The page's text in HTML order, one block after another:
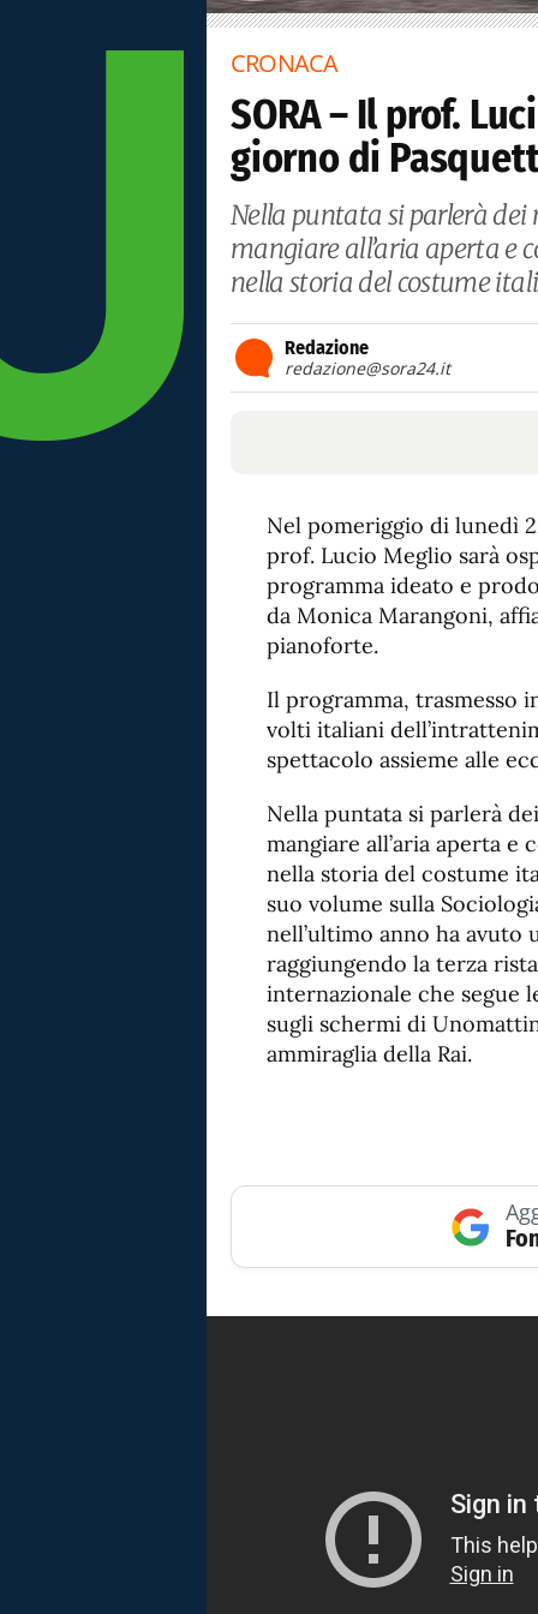
CRONACA
SORA – Il prof.
giorno di
Nella puntata si parlerà
mangiare all’aria aperta e
nella storia del costume
Redazione
redazione@sora24.it
Nel pomeriggio di lunedì
prof. Lucio Meglio sarà
programma ideato e
da Monica Marangoni,
pianoforte.
Il programma, trasmesso
volti italiani
spettacolo assieme alle
Nella puntata si parlerà
mangiare all’aria aperta
nella storia del costume
suo volume sulla
nell’ultimo anno ha
raggiungendo la terza
internazionale che segue
sugli schermi di
ammiraglia della Rai.